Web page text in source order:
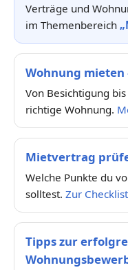
Verträge und
im Themenbereich
Wohnung mieten
Von Besichtigung
richtige Wohnung.
Mietvertrag
Welche Punkte du
solltest. Zur
Tipps zur